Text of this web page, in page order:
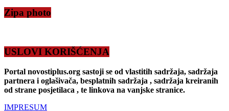
Zipa photo
USLOVI KORIŠĆENJA
Portal novostiplus.org sastoji se od vlastitih sadržaja, sadržaja
partnera i oglašivača, besplatnih sadržaja , sadržaja kreiranih
od strane posjetilaca , te linkova na vanjske stranice.
IMPRESUM